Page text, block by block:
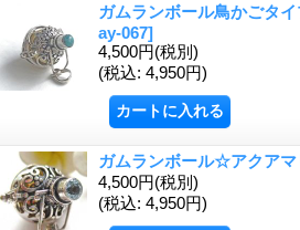
ガムランボール鳥かごタ
ay-067]
4,500円(税別)
(税込: 4,950円)
ガムランボール☆アクア
4,500円(税別)
(税込: 4,950円)